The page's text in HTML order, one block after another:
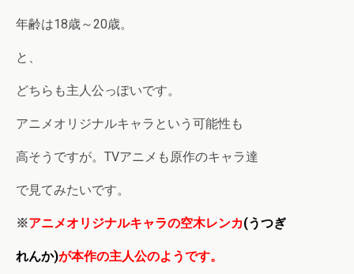
年齢は18歳～20歳。
と、
どちらも主人公っぽいです。
アニメオリジナルキャラという可能性も
高そうですが。TVアニメも原作のキャラ達
で見てみたいです。
※アニメオリジナルキャラの空木レンカ(うつぎ
れんか)が本作の主人公のようです。